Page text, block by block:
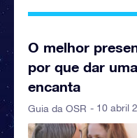
O melhor
por que dar
encanta
Guia da OSR - 10 abril